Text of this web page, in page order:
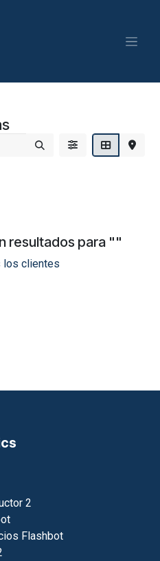
resultados para ""
los clientes
2
Flashbot